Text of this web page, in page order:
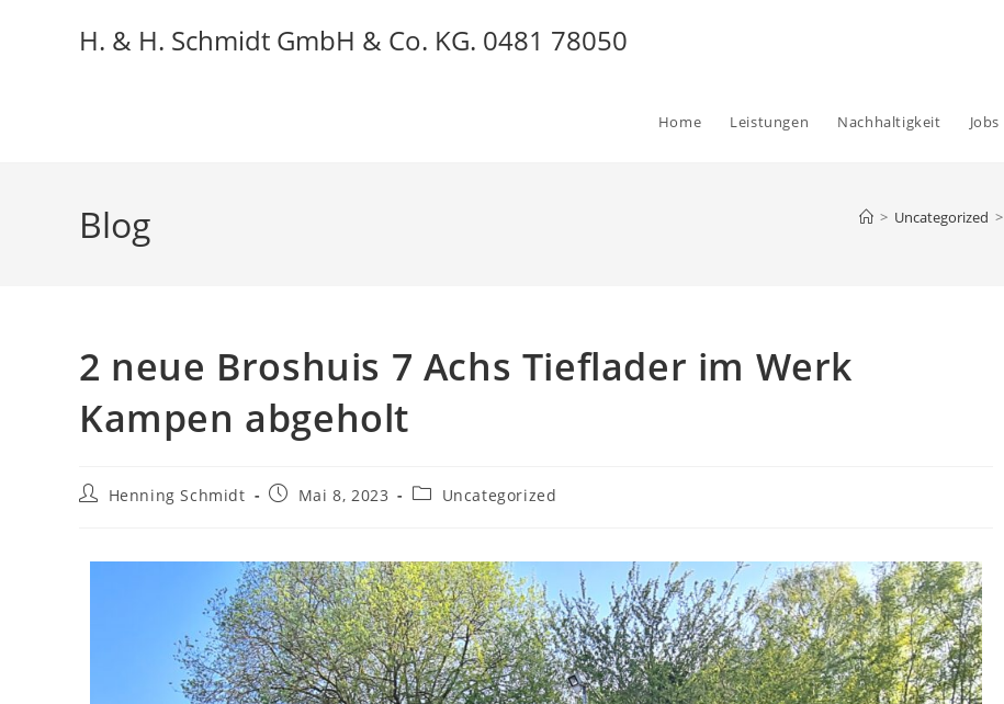
H. & H. Schmidt GmbH & Co. KG. 0481 78050
Home Leistungen Nachhaltigkeit Jobs
Blog > Uncategorized >
2 neue Broshuis 7 Achs Tieflader im Werk
Kampen abgeholt
Henning Schmidt Mai 8, 2023 Uncategorized